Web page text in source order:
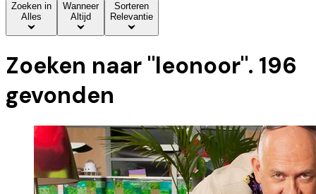
Zoeken in
Alles
Wanneer
Altijd
Sorteren
Relevantie
Zoeken naar "leonoor". 196
gevonden